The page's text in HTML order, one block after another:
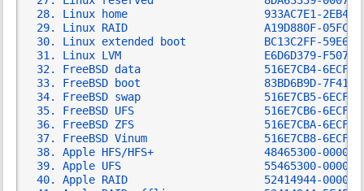
Linux home                     933AC7E1-2EB4-
Linux RAID                     A19D880F-05FC-
Linux extended boot            BC13C2FF-59E6-
Linux LVM                      E6D6D379-F507-
FreeBSD data                   516E7CB4-6ECF-
FreeBSD boot                   83BD6B9D-7F41-
FreeBSD swap                   516E7CB5-6ECF-
FreeBSD UFS                    516E7CB6-6ECF-
FreeBSD ZFS                    516E7CBA-6ECF-
FreeBSD Vinum                  516E7CB8-6ECF-
Apple HFS/HFS+                 48465300-0000-
Apple UFS                      55465300-0000-11AA-
Apple RAID                     52414944-0000-11AA-